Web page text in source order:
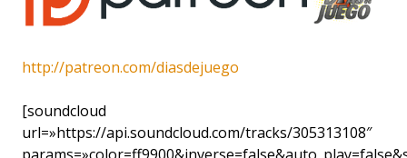
http://patreon.com/diasdejuego
[soundcloud
url=»https://api.soundcloud.com/tracks/305313108″